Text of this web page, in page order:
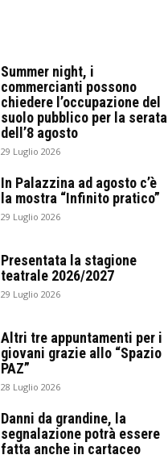
Summer night, i
commercianti possono
chiedere l’occupazione del
suolo pubblico per la serata
dell’8 agosto
29 Luglio 2026
In Palazzina ad agosto c’è
la mostra “Infinito pratico”
29 Luglio 2026
Presentata la stagione
teatrale 2026/2027
29 Luglio 2026
Altri tre appuntamenti per i
giovani grazie allo “Spazio
PAZ”
28 Luglio 2026
Danni da grandine, la
segnalazione potrà essere
fatta anche in cartaceo